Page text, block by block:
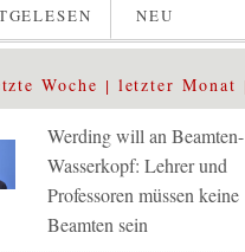
NEU
Woche letzter Monat
Werding will an Beamten-
Wasserkopf: Lehrer und
Professoren müssen keine
Beamten sein